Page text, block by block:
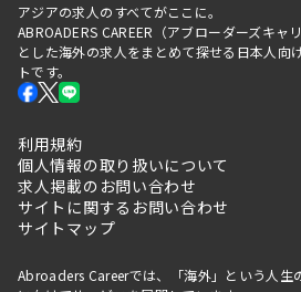
アジアの求人のすべてがここに。
ABROADERS CAREER（アブローダーズキャ
とした海外の求人をまとめて探せる日本人向
トです。
利用規約
個人情報の取り扱いについて
求人掲載のお問い合わせ
サイトに関するお問い合わせ
サイトマップ
Abroaders Careerでは、「海外」という人生